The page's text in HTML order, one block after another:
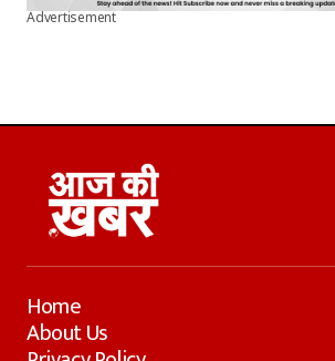
Advertisement
Home
About Us